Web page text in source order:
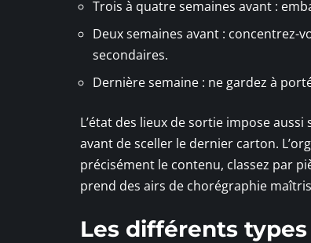
Trois à quatre semaines avant :
Deux semaines avant : concentrez-
secondaires.
Dernière semaine : ne gardez à
L’état des lieux de sortie impose
avant de sceller le dernier carton.
précisément le contenu, classez par
prend des airs de chorégraphie
Les différents